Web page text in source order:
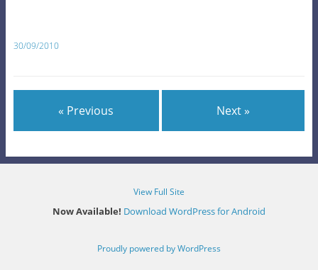
30/09/2010
« Previous Next »
View Full Site
Now Available! Download WordPress for Android
Proudly powered by WordPress